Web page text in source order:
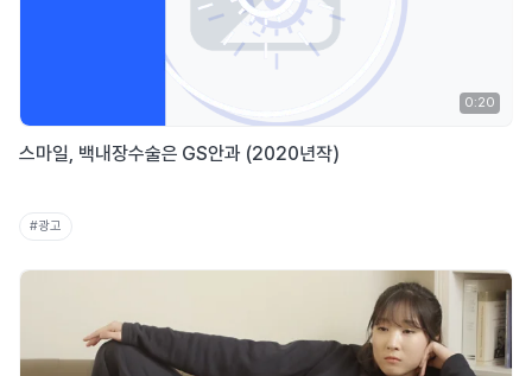
0:20
스마일, 백내장수술은 GS안과 (2020년작)
#광고